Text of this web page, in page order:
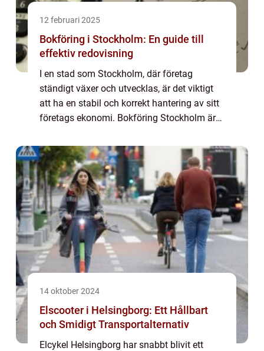
12 februari 2025
Bokföring i Stockholm: En guide till
effektiv redovisning
I en stad som Stockholm, där företag
ständigt växer och utvecklas, är det viktigt
att ha en stabil och korrekt hantering av sitt
företags ekonomi. Bokföring Stockholm är
14 oktober 2024
Elscooter i Helsingborg: Ett Hållbart
och Smidigt Transportalternativ
Elcykel Helsingborg har snabbt blivit ett